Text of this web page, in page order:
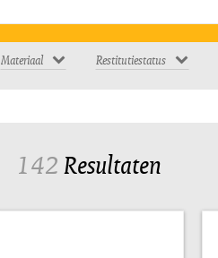
Materiaal Restitutiestatus
142Resultaten